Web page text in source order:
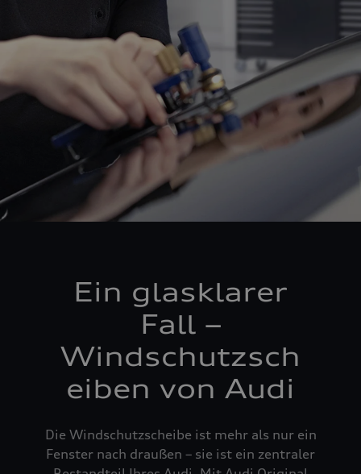
Ein glasklarer
Fall –
Windschutzsch
eiben von Audi
Die Windschutzscheibe ist mehr als nur ein
Fenster nach draußen – sie ist ein zentraler